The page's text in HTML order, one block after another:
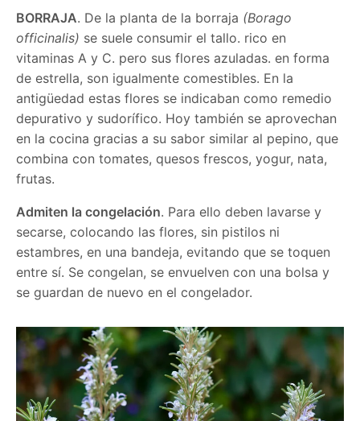
BORRAJA. De la planta de la borraja (Borago
officinalis) se suele consumir el tallo. rico en
vitaminas A y C. pero sus flores azuladas. en forma
de estrella, son igualmente comestibles. En la
antigüedad estas flores se indicaban como remedio
depurativo y sudorífico. Hoy también se aprovechan
en la cocina gracias a su sabor similar al pepino, que
combina con tomates, quesos frescos, yogur, nata,
frutas.
Admiten la congelación. Para ello deben lavarse y
secarse, colocando las flores, sin pistilos ni
estambres, en una bandeja, evitando que se toquen
entre sí. Se congelan, se envuelven con una bolsa y
se guardan de nuevo en el congelador.